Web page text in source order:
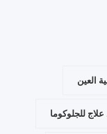
العين
للجلوكوما